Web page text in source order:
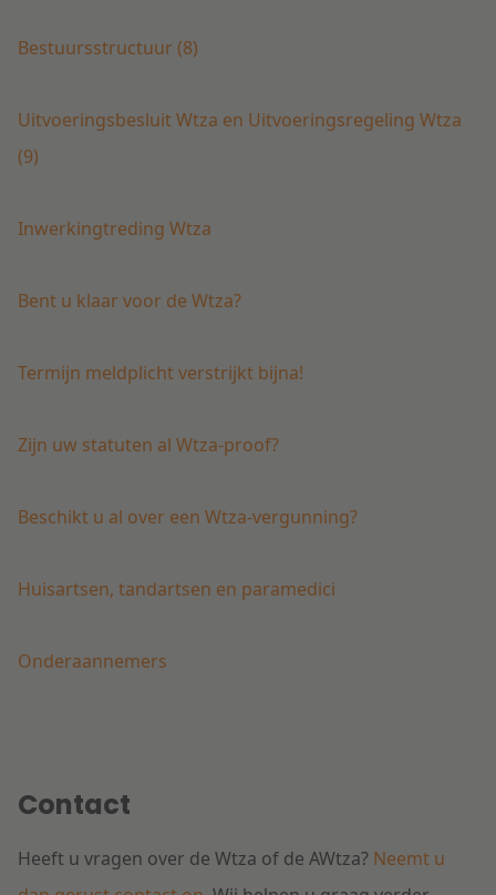
Bestuursstructuur (8)
Uitvoeringsbesluit Wtza en Uitvoeringsregeling Wtza
(9)
Inwerkingtreding Wtza
Bent u klaar voor de Wtza?
Termijn meldplicht verstrijkt bijna!
Zijn uw statuten al Wtza-proof?
Beschikt u al over een Wtza-vergunning?
Huisartsen, tandartsen en paramedici
Onderaannemers
Contact
Heeft u vragen over de Wtza of de AWtza? Neemt u